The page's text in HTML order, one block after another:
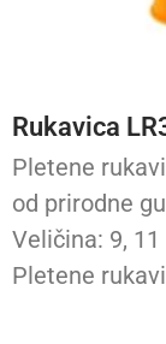
Rukavica
Pletene
od prirodne
Veličina: 9,
Pletene